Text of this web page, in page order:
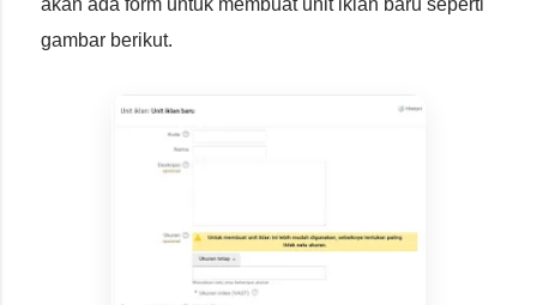
gambar berikut.